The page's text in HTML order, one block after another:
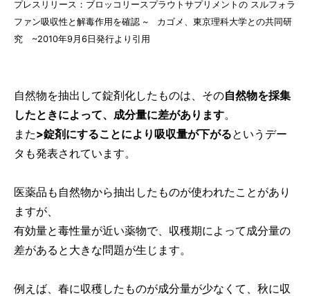
プレスリリース：ブロッコリースプラウトサプリメントの スルフォラ
ファン吸収性と解毒作用を確認 ~ カゴメ、東京理科大学との共同研
究 ~2010年9月6日発行より引用
自然物を抽出して錠剤化したものは、その自然物を採集
したときによって、成分量に差があります。
また>錠剤にすることにより吸収量が下がるというデー
タも発表されています。
医薬品も自然物から抽出したものが使われたことがあり
ますが、
有効量と毒性量が近い薬物で、収穫期によって成分量の
差があると大きな問題が生じます。
例えば、春に収穫したものが成分量が少なくて、秋に収